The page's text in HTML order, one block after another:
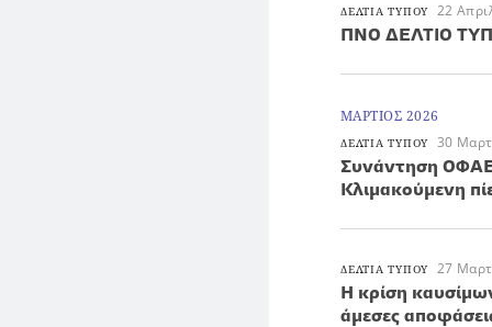
ΔΕΛΤΙΑ ΤΥΠΟΥ 22
ΠΝΟ ΔΕΛΤΙΟ
ΜΑΡΤΙΟΣ 2026
ΔΕΛΤΙΑ ΤΥΠΟΥ 30
Συνάντηση ΟΦΑΕ
Κλιμακούμενη
ΔΕΛΤΙΑ ΤΥΠΟΥ 27
Η κρίση
άμεσες